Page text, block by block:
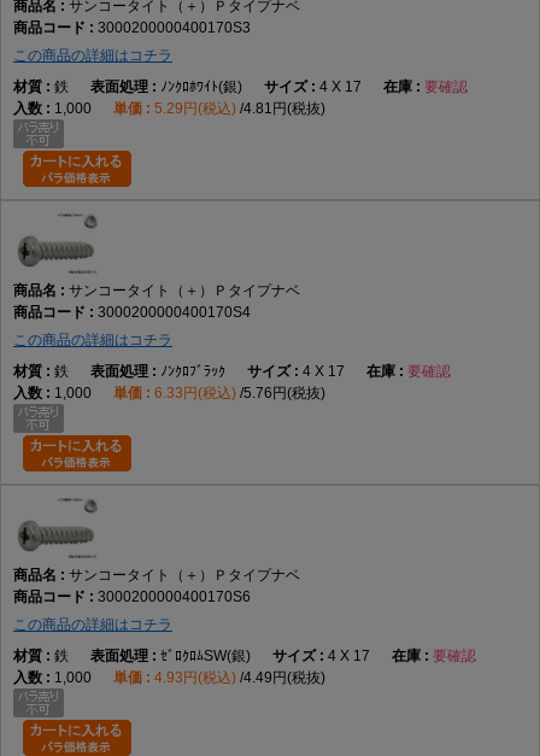
サンコータイト（＋）Ｐタイプナベ
3000200000400170S3
この商品の詳細はコチラ
鉄
ﾉﾝｸﾛﾎﾜｲﾄ(銀) 4 X 17
要確認
1,000
5.29円(税込) 4.81円(税抜)
サンコータイト（＋）Ｐタイプナベ
3000200000400170S4
この商品の詳細はコチラ
鉄
ﾉﾝｸﾛﾌﾞﾗｯｸ 4 X 17
要確認
1,000
6.33円(税込) 5.76円(税抜)
サンコータイト（＋）Ｐタイプナベ
3000200000400170S6
この商品の詳細はコチラ
鉄
ｾﾞﾛｸﾛﾑSW(銀) 4 X 17
要確認
1,000
4.93円(税込) 4.49円(税抜)